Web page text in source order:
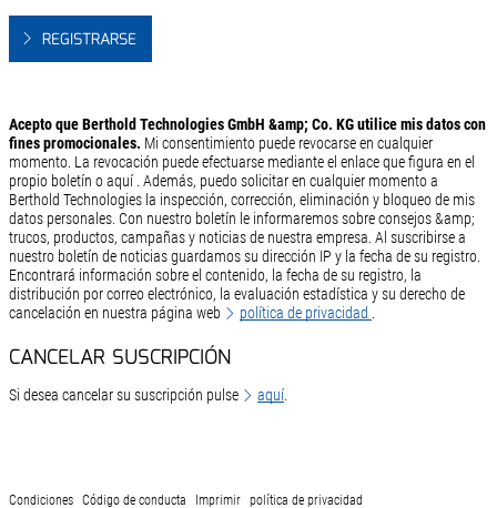
REGISTRARSE
Acepto que Berthold Technologies GmbH &amp; Co. KG utilice mis datos con
fines promocionales. Mi consentimiento puede revocarse en cualquier
momento. La revocación puede efectuarse mediante el enlace que figura en el
propio boletín oaquí . Además, puedo solicitar en cualquier momento a
Berthold Technologies la inspección, corrección, eliminación y bloqueo de mis
datos personales. Con nuestro boletín le informaremos sobre consejos &amp;
trucos, productos, campañas y noticias de nuestra empresa. Al suscribirse a
nuestro boletín de noticias guardamos su dirección IP y la fecha de su registro.
Encontrará información sobre el contenido, la fecha de su registro, la
distribución por correo electrónico, la evaluación estadística y su derecho de
cancelación en nuestra página web
política de privacidad
CANCELAR SUSCRIPCIÓN
Si desea cancelar su suscripción pulse aquí.
Condiciones Código de conducta Imprimir política de privacidad